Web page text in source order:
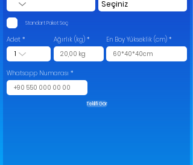
Standart Paket Seç
Adet Ağırlık (kg) En Boy Yükseklik (cm)
Whatsapp Numarası
Teklifi Gör